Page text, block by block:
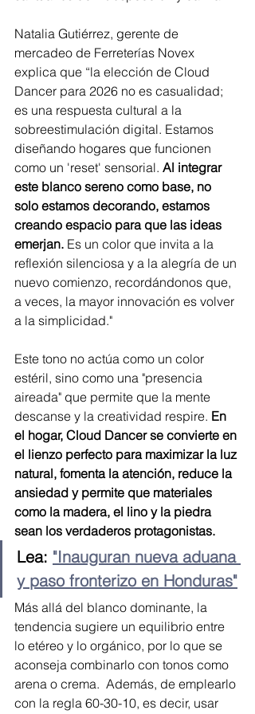
Natalia Gutiérrez, gerente de
mercadeo de Ferreterías Novex
explica que “la elección de Cloud
Dancer para 2026 no es casualidad;
es una respuesta cultural a la
sobreestimulación digital. Estamos
diseñando hogares que funcionen
como un 'reset' sensorial. Al integrar
este blanco sereno como base, no
solo estamos decorando, estamos
creando espacio para que las ideas
emerjan. Es un color que invita a la
reflexión silenciosa y a la alegría de un
nuevo comienzo, recordándonos que,
a veces, la mayor innovación es volver
a la simplicidad."
Este tono no actúa como un color
estéril, sino como una "presencia
aireada" que permite que la mente
descanse y la creatividad respire. En
el hogar, Cloud Dancer se convierte en
el lienzo perfecto para maximizar la luz
natural, fomenta la atención, reduce la
ansiedad y permite que materiales
como la madera, el lino y la piedra
sean los verdaderos protagonistas.
Lea: "Inauguran nueva aduana
y paso fronterizo en Honduras"
Más allá del blanco dominante, la
tendencia sugiere un equilibrio entre
lo etéreo y lo orgánico, por lo que se
aconseja combinarlo con tonos como
arena o crema.  Además, de emplearlo
con la regla 60-30-10, es decir, usar